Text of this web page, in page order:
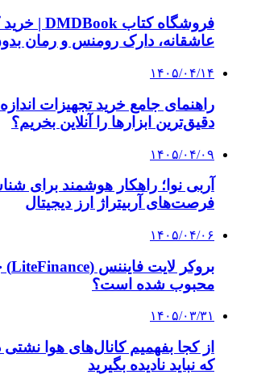
پیشنهاد سردبیر
۱۴۰۲/۱۲/۱۳
برگزاری جشن درختکاری در
۱۴۰۲/۱۰/۲۲
زراعت چوب ۵۰ درصد افزایش می‌یابد
۱۴۰۳/۱۰/۰۳
درخت
۱۴۰۳/۰۹/۲۲
کلیه حقوق متعلق به راهیان اقتصادی می باشد
دکمه بازگشت به بالا